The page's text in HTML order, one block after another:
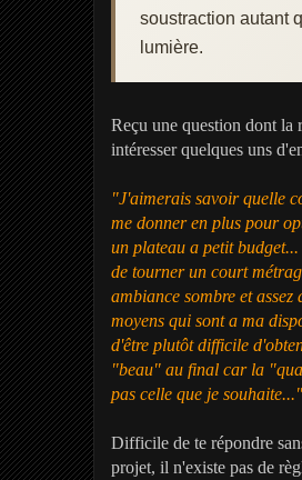
soustraction autant
lumière.
Reçu une question dont la
intéresser quelques uns
"J'aimerais savoir quelle
me donner en plus pour
un plateau a petit
de tourner un court
ambiance sombre et assez
moyens qui sont a ma
d'être plutôt difficile
"beau" au final car la
pas celle que je souhaite..."
Difficile de te répondre
projet, il n'existe pas de